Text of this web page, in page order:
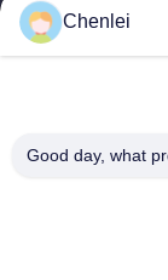
は2011年に設立さ
ら90キロ離れた,
SAIKESAISI
ホーム
Chenlei
Good day, what